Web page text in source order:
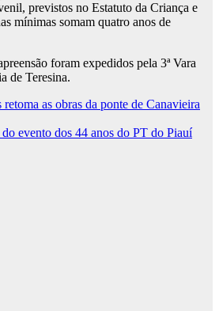
previstos no Estatuto da Criança e
mínimas somam quatro anos de
foram expedidos pela 3ª Vara
de Teresina.
retoma as obras da ponte de Canavieira
evento dos 44 anos do PT do Piauí